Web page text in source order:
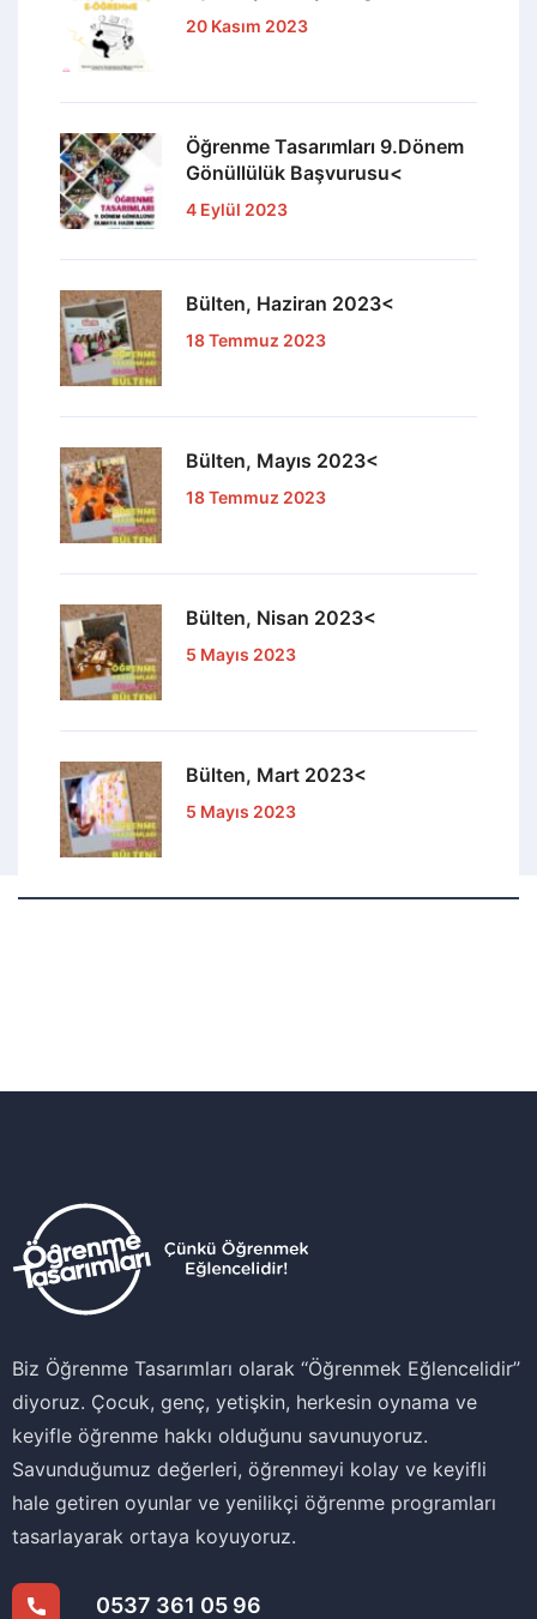
20 Kasım 2023
Öğrenme Tasarımları 9.Dönem
Gönüllülük Başvurusu<
4 Eylül 2023
Bülten, Haziran 2023<
18 Temmuz 2023
Bülten, Mayıs 2023<
18 Temmuz 2023
Bülten, Nisan 2023<
5 Mayıs 2023
Bülten, Mart 2023<
5 Mayıs 2023
Biz Öğrenme Tasarımları olarak ‘‘Öğrenmek Eğlencelidir’’
diyoruz. Çocuk, genç, yetişkin, herkesin oynama ve
keyifle öğrenme hakkı olduğunu savunuyoruz.
Savunduğumuz değerleri, öğrenmeyi kolay ve keyifli
hale getiren oyunlar ve yenilikçi öğrenme programları
tasarlayarak ortaya koyuyoruz.
0537 361 05 96